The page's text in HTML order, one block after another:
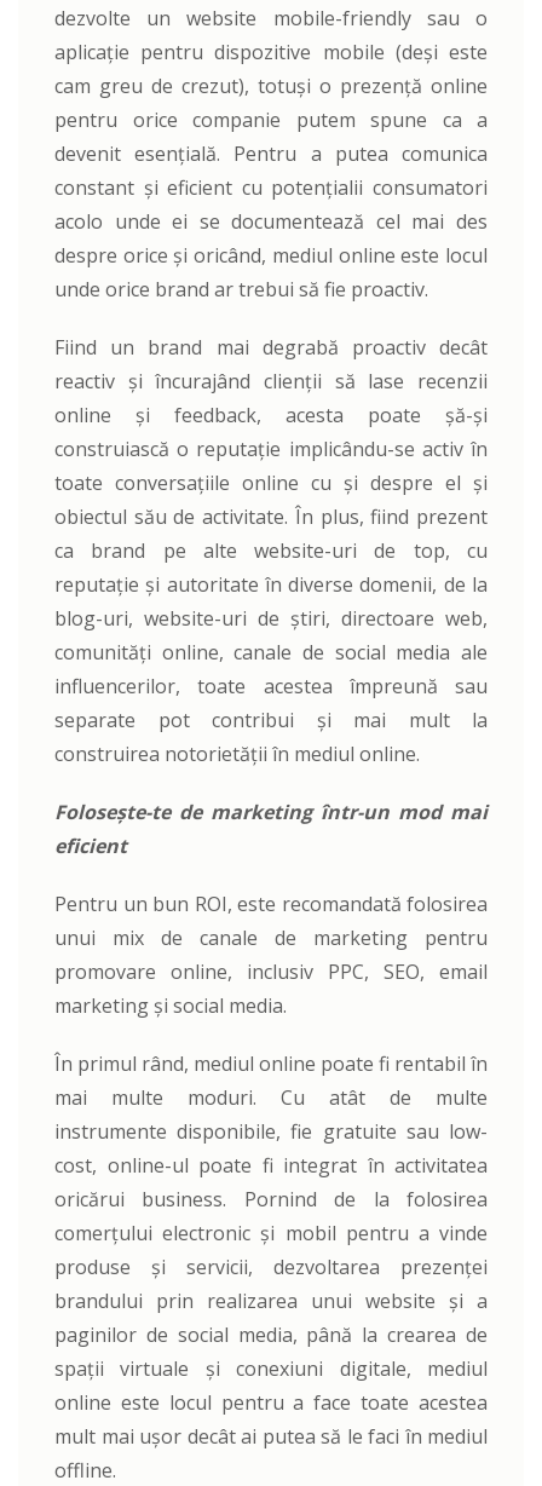
dezvolte un website mobile-friendly sau o
aplicație pentru dispozitive mobile (deși este
cam greu de crezut), totuși o prezență online
pentru orice companie putem spune ca a
devenit esențială. Pentru a putea comunica
constant și eficient cu potențialii consumatori
acolo unde ei se documentează cel mai des
despre orice și oricând, mediul online este locul
unde orice brand ar trebui să fie proactiv.
Fiind un brand mai degrabă proactiv decât
reactiv și încurajând clienții să lase recenzii
online și feedback, acesta poate șă-și
construiască o reputație implicându-se activ în
toate conversațiile online cu și despre el și
obiectul său de activitate. În plus, fiind prezent
ca brand pe alte website-uri de top, cu
reputație și autoritate în diverse domenii, de la
blog-uri, website-uri de știri, directoare web,
comunități online, canale de social media ale
influencerilor, toate acestea împreună sau
separate pot contribui și mai mult la
construirea notorietății în mediul online.
Folosește-te de marketing într-un mod mai
eficient
Pentru un bun ROI, este recomandată folosirea
unui mix de canale de marketing pentru
promovare online, inclusiv PPC, SEO, email
marketing și social media.
În primul rând, mediul online poate fi rentabil în
mai multe moduri. Cu atât de multe
instrumente disponibile, fie gratuite sau low-
cost, online-ul poate fi integrat în activitatea
oricărui business. Pornind de la folosirea
comerțului electronic și mobil pentru a vinde
produse și servicii, dezvoltarea prezenței
brandului prin realizarea unui website și a
paginilor de social media, până la crearea de
spații virtuale și conexiuni digitale, mediul
online este locul pentru a face toate acestea
mult mai ușor decât ai putea să le faci în mediul
offline.